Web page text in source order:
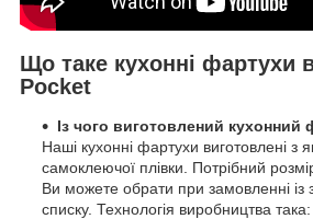
Що таке кухонні фартухи
Pocket
Із чого виготовлений кухонний
Наші кухонні фартухи виготовлені з
самоклеючої плівки. Потрібний
Ви можете обрати при замовленні із
списку. Технологія виробництва